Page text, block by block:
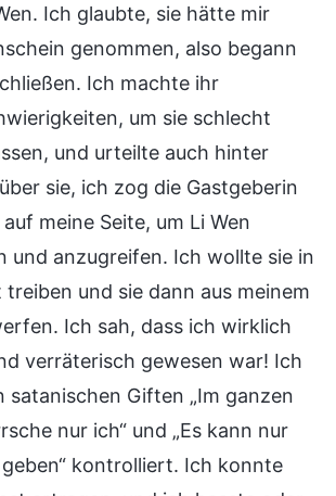
Ich glaubte, sie hätte mir
genommen, also begann
Ich machte ihr
um sie schlecht
und urteilte auch hinter
sie, ich zog die Gastgeberin
meine Seite, um Li Wen
und anzugreifen. Ich wollte sie in
und sie dann aus meinem
Ich sah, dass ich wirklich
verräterisch gewesen war! Ich
satanischen Giften „Im ganzen
nur ich“ und „Es kann nur
kontrolliert. Ich konnte